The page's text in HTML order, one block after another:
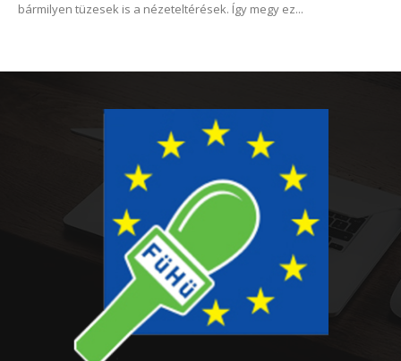
bármilyen tüzesek is a nézeteltérések. Így megy ez...